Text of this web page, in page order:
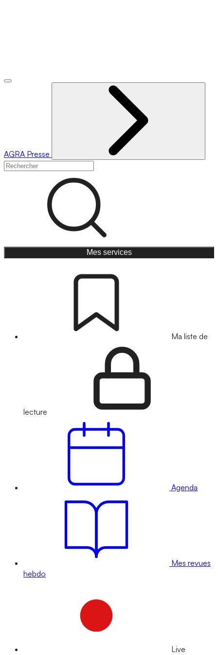
AGRA Presse
Mes services
Ma liste de
lecture
Agenda
Mes revues
hebdo
Live